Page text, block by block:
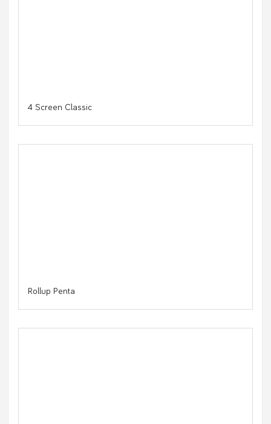
4 Screen Classic
Rollup Penta